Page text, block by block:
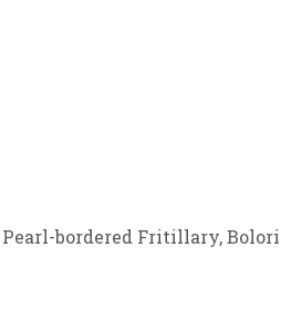
bordered Fritillary,